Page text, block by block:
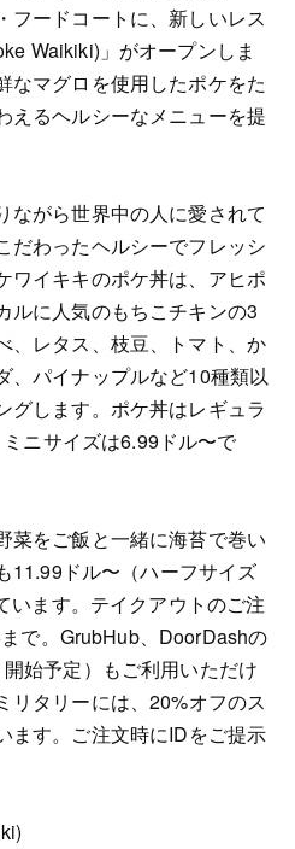
フードコートに、新しいレス
Waikiki)」がオープンしま
なマグロを使用したポケをた
えるヘルシーなメニューを提
がら世界中の人に愛されて
だわったヘルシーでフレッシ
ワイキキのポケ丼は、アヒポ
ルに人気のもちこチキンの3
、レタス、枝豆、トマト、か
、パイナップルなど10種類以
グします。ポケ丼はレギュラ
ニサイズは6.99ドル〜で
をご飯と一緒に海苔で巻い
11.99ドル〜（ハーフサイズ
います。テイクアウトのご注
で。GrubHub、DoorDashの
始予定）もご利用いただけ
リタリーには、20%オフのス
ます。ご注文時にIDをご提示